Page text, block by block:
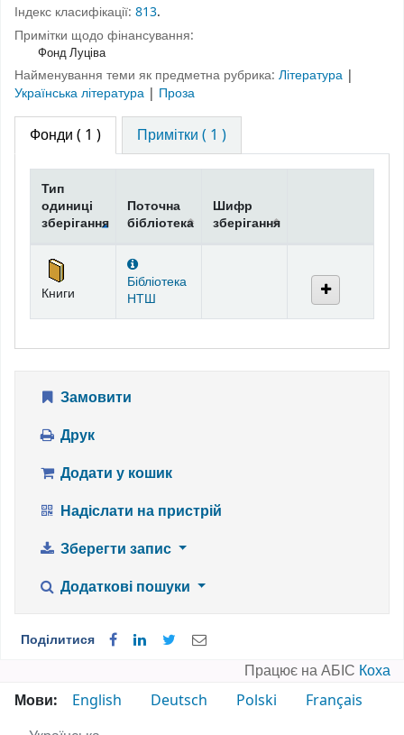
Індекс класифікації: 813.
Примітки щодо фінансування:
Фонд Луціва
Найменування теми як предметна рубрика: Література |
Українська література | Проза
Фонди ( 1 ) Примітки ( 1 )
Фонди
Тип
одиниці
зберігання
Поточна
бібліотека
Шифр
зберігання
Книги
Бібліотека
НТШ
Замовити
Друк
Додати у кошик
Надіслати на пристрій
Зберегти запис
Додаткові пошуки
Поділитися
Працює на АБІС Коха
Мови:
English Deutsch Polski
Français